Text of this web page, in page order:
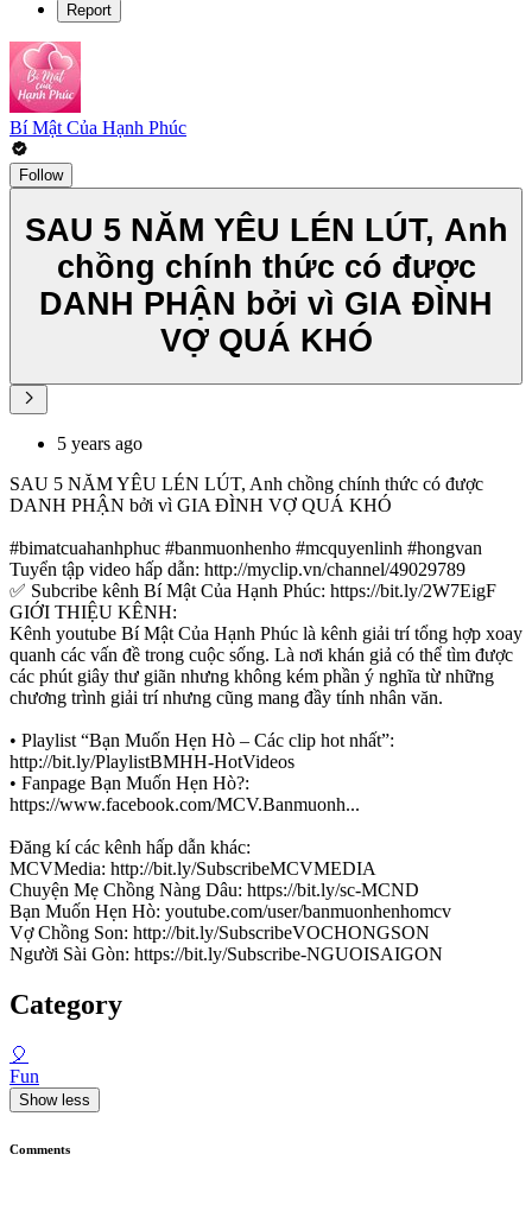
Report
Bí Mật Của Hạnh Phúc
Follow
SAU 5 NĂM YÊU LÉN LÚT, Anh
chồng chính thức có được
DANH PHẬN bởi vì GIA ĐÌNH
VỢ QUÁ KHÓ
5 years ago
SAU 5 NĂM YÊU LÉN LÚT, Anh chồng chính thức có được
DANH PHẬN bởi vì GIA ĐÌNH VỢ QUÁ KHÓ
#bimatcuahanhphuc #banmuonhenho #mcquyenlinh #hongvan
Tuyển tập video hấp dẫn: http://myclip.vn/channel/49029789
✅ Subcribe kênh Bí Mật Của Hạnh Phúc: https://bit.ly/2W7EigF
GIỚI THIỆU KÊNH:
Kênh youtube Bí Mật Của Hạnh Phúc là kênh giải trí tổng hợp xoay
quanh các vấn đề trong cuộc sống. Là nơi khán giả có thể tìm được
các phút giây thư giãn nhưng không kém phần ý nghĩa từ những
chương trình giải trí nhưng cũng mang đầy tính nhân văn.
• Playlist “Bạn Muốn Hẹn Hò – Các clip hot nhất”:
http://bit.ly/PlaylistBMHH-HotVideos
• Fanpage Bạn Muốn Hẹn Hò?:
https://www.facebook.com/MCV.Banmuonh...
Đăng kí các kênh hấp dẫn khác:
MCVMedia: http://bit.ly/SubscribeMCVMEDIA
Chuyện Mẹ Chồng Nàng Dâu: https://bit.ly/sc-MCND
Bạn Muốn Hẹn Hò: youtube.com/user/banmuonhenhomcv
Vợ Chồng Son: http://bit.ly/SubscribeVOCHONGSON
Người Sài Gòn: https://bit.ly/Subscribe-NGUOISAIGON
Category
🎈
Fun
Show less
Comments